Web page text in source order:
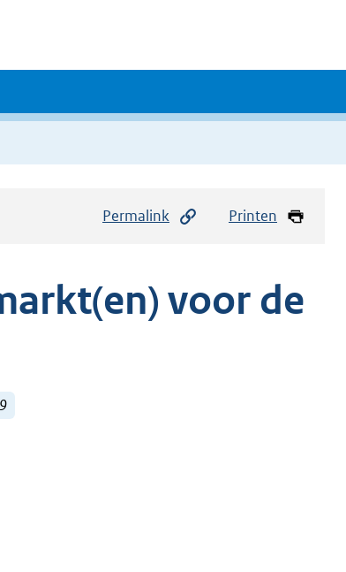
Permalink Printen
voor de